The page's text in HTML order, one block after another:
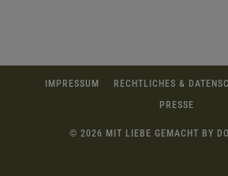
IMPRESSUM
RECHTLICHES &
PRESSE
© 2026 MIT LIEBE GEMACHT BY